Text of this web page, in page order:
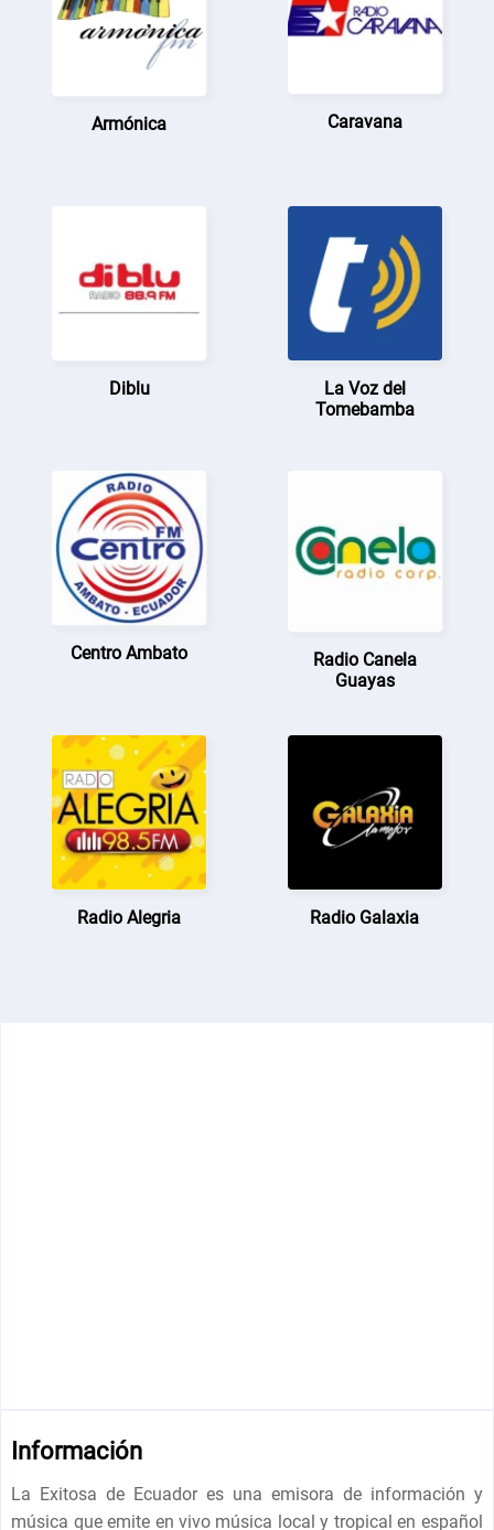
Armónica Caravana
Diblu
La Voz del
Tomebamba
Centro Ambato
Radio Canela
Guayas
Radio Alegria Radio Galaxia
Información
La Exitosa de Ecuador es una emisora de información y
música que emite en vivo música local y tropical en español